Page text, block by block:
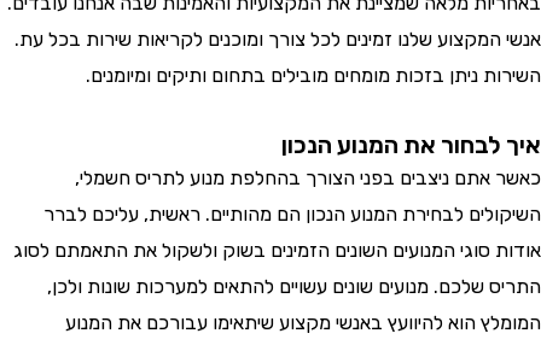
שלנו זמינים לכל צורך ומוכנים לקריאות שירות בכל עת.
ניתן בזכות מומחים מובילים בתחום ותיקים ומיומנים.
את המנוע הנכון
ניצבים בפני הצורך בהחלפת מנוע לתריס חשמלי,
לבחירת המנוע הנכון הם מהותיים. ראשית, עליכם לברר
סוגי המנועים השונים הזמינים בשוק ולשקול את התאמתם לסוג
שלכם. מנועים שונים עשויים להתאים למערכות שונות ולכן,
הוא להיוועץ באנשי מקצוע שיתאימו עבורכם את המנוע